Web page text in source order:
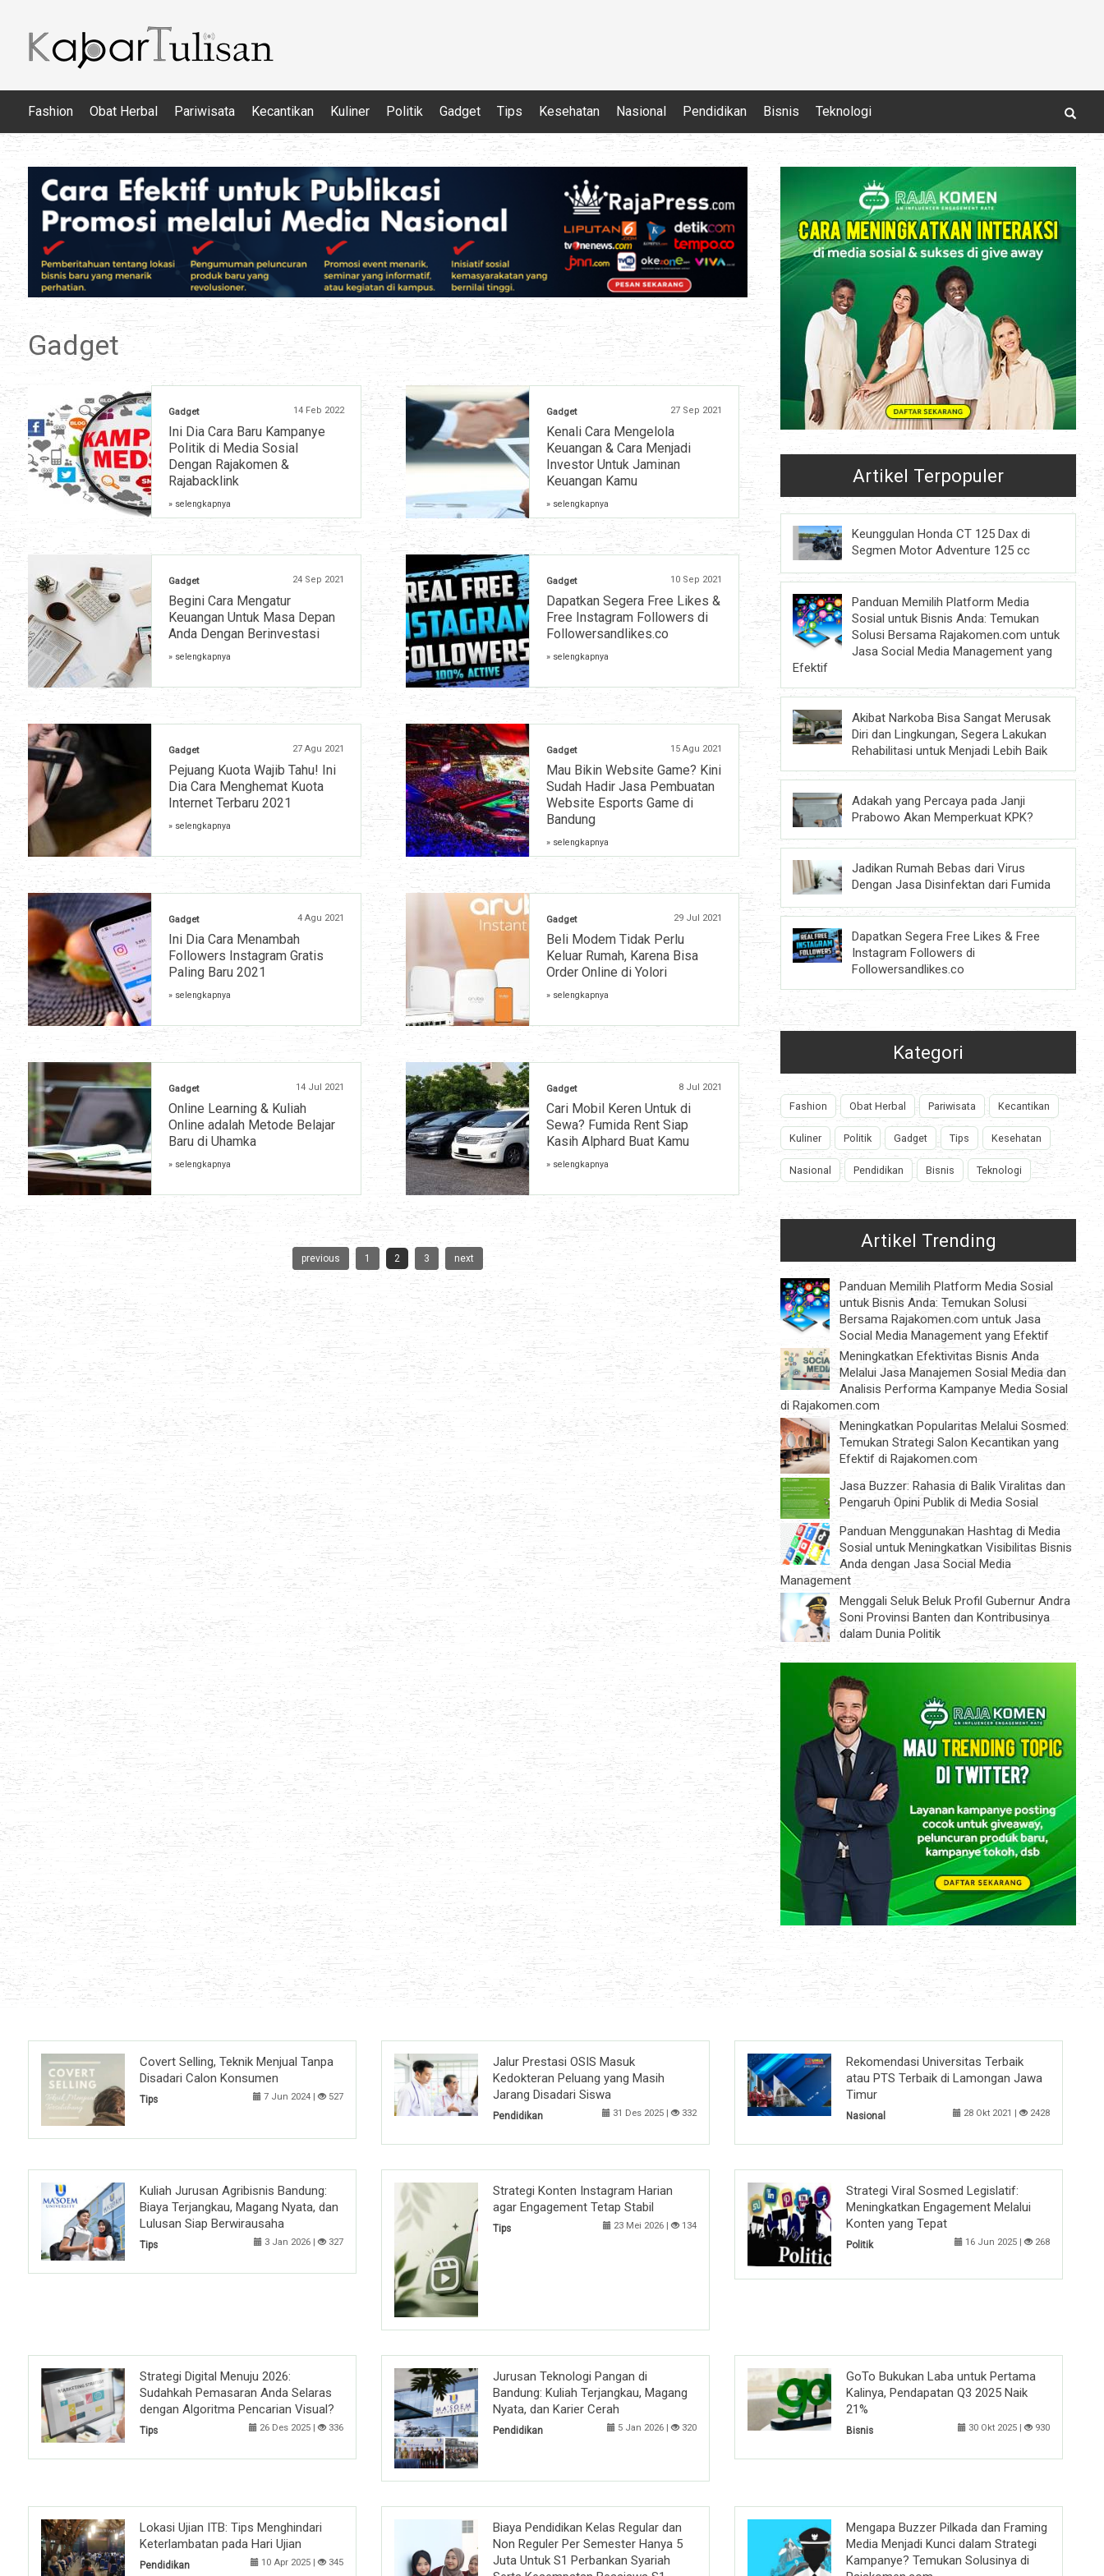
Fashion Obat Herbal Pariwisata Kecantikan Kuliner Politik Gadget Tips Kesehatan Nasional Pendidikan Bisnis Teknologi
Gadget
Gadget 14 Feb 2022
Ini Dia Cara Baru Kampanye
Politik di Media Sosial
Dengan Rajakomen &
Rajabacklink
» selengkapnya
Gadget 27 Sep 2021
Kenali Cara Mengelola
Keuangan & Cara Menjadi
Investor Untuk Jaminan
Keuangan Kamu
» selengkapnya
Gadget 24 Sep 2021
Begini Cara Mengatur
Keuangan Untuk Masa Depan
Anda Dengan Berinvestasi
» selengkapnya
Gadget 10 Sep 2021
Dapatkan Segera Free Likes &
Free Instagram Followers di
Followersandlikes.co
» selengkapnya
Gadget 27 Agu 2021
Pejuang Kuota Wajib Tahu! Ini
Dia Cara Menghemat Kuota
Internet Terbaru 2021
» selengkapnya
Gadget 15 Agu 2021
Mau Bikin Website Game? Kini
Sudah Hadir Jasa Pembuatan
Website Esports Game di
Bandung
» selengkapnya
Gadget 4 Agu 2021
Ini Dia Cara Menambah
Followers Instagram Gratis
Paling Baru 2021
» selengkapnya
Gadget 29 Jul 2021
Beli Modem Tidak Perlu
Keluar Rumah, Karena Bisa
Order Online di Yolori
» selengkapnya
Gadget 14 Jul 2021
Online Learning & Kuliah
Online adalah Metode Belajar
Baru di Uhamka
» selengkapnya
Gadget 8 Jul 2021
Cari Mobil Keren Untuk di
Sewa? Fumida Rent Siap
Kasih Alphard Buat Kamu
» selengkapnya
previous 1 2 3 next
Artikel Terpopuler
Keunggulan Honda CT 125 Dax di
Segmen Motor Adventure 125 cc
Panduan Memilih Platform Media
Sosial untuk Bisnis Anda: Temukan
Solusi Bersama Rajakomen.com untuk
Jasa Social Media Management yang
Efektif
Akibat Narkoba Bisa Sangat Merusak
Diri dan Lingkungan, Segera Lakukan
Rehabilitasi untuk Menjadi Lebih Baik
Adakah yang Percaya pada Janji
Prabowo Akan Memperkuat KPK?
Jadikan Rumah Bebas dari Virus
Dengan Jasa Disinfektan dari Fumida
Dapatkan Segera Free Likes & Free
Instagram Followers di
Followersandlikes.co
Kategori
Fashion Obat Herbal Pariwisata Kecantikan
Kuliner Politik Gadget Tips Kesehatan
Nasional Pendidikan Bisnis Teknologi
Artikel Trending
Panduan Memilih Platform Media Sosial
untuk Bisnis Anda: Temukan Solusi
Bersama Rajakomen.com untuk Jasa
Social Media Management yang Efektif
Meningkatkan Efektivitas Bisnis Anda
Melalui Jasa Manajemen Sosial Media dan
Analisis Performa Kampanye Media Sosial
di Rajakomen.com
Meningkatkan Popularitas Melalui Sosmed:
Temukan Strategi Salon Kecantikan yang
Efektif di Rajakomen.com
Jasa Buzzer: Rahasia di Balik Viralitas dan
Pengaruh Opini Publik di Media Sosial
Panduan Menggunakan Hashtag di Media
Sosial untuk Meningkatkan Visibilitas Bisnis
Anda dengan Jasa Social Media
Management
Menggali Seluk Beluk Profil Gubernur Andra
Soni Provinsi Banten dan Kontribusinya
dalam Dunia Politik
Covert Selling, Teknik Menjual Tanpa
Disadari Calon Konsumen
Tips 7 Jun 2024 | 527
Jalur Prestasi OSIS Masuk
Kedokteran Peluang yang Masih
Jarang Disadari Siswa
Pendidikan 31 Des 2025 | 332
Rekomendasi Universitas Terbaik
atau PTS Terbaik di Lamongan Jawa
Timur
Nasional 28 Okt 2021 | 2428
Kuliah Jurusan Agribisnis Bandung:
Biaya Terjangkau, Magang Nyata, dan
Lulusan Siap Berwirausaha
Tips 3 Jan 2026 | 327
Strategi Konten Instagram Harian
agar Engagement Tetap Stabil
Tips 23 Mei 2026 | 134
Strategi Viral Sosmed Legislatif:
Meningkatkan Engagement Melalui
Konten yang Tepat
Politik 16 Jun 2025 | 268
Strategi Digital Menuju 2026:
Sudahkah Pemasaran Anda Selaras
dengan Algoritma Pencarian Visual?
Tips 26 Des 2025 | 336
Jurusan Teknologi Pangan di
Bandung: Kuliah Terjangkau, Magang
Nyata, dan Karier Cerah
Pendidikan 5 Jan 2026 | 320
GoTo Bukukan Laba untuk Pertama
Kalinya, Pendapatan Q3 2025 Naik
21%
Bisnis 30 Okt 2025 | 930
Lokasi Ujian ITB: Tips Menghindari
Keterlambatan pada Hari Ujian
Pendidikan 10 Apr 2025 | 345
Biaya Pendidikan Kelas Regular dan
Non Reguler Per Semester Hanya 5
Juta Untuk S1 Perbankan Syariah
Mengapa Buzzer Pilkada dan Framing
Media Menjadi Kunci dalam Strategi
Kampanye? Temukan Solusinya di